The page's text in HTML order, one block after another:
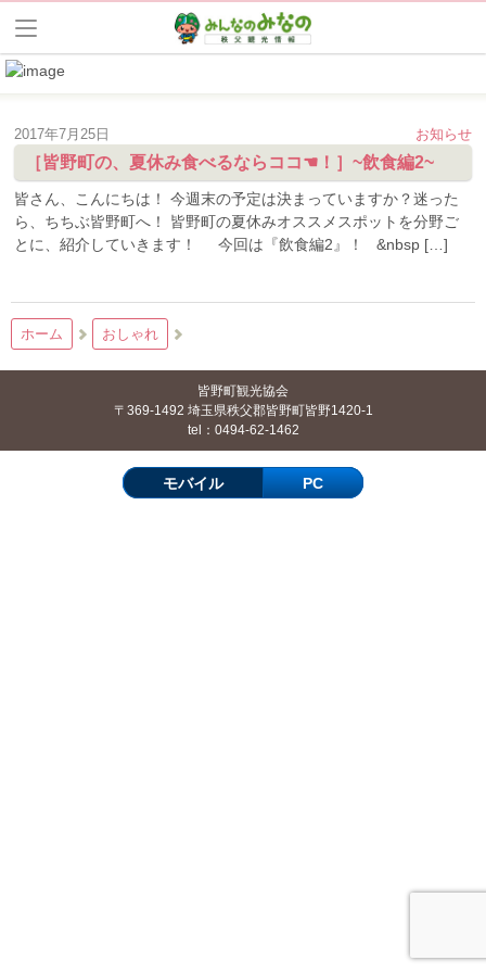
お知らせ
2017年7月25日
［皆野町の、夏休み食べるならココ☚！］~飲食編2~
皆さん、こんにちは！ 今週末の予定は決まっていますか？迷った
ら、ちちぶ皆野町へ！ 皆野町の夏休みオススメスポットを分野ご
とに、紹介していきます！ 今回は『飲食編2』！ &nbsp […]
ホーム おしゃれ
皆野町観光協会
〒369-1492 埼玉県秩父郡皆野町皆野1420-1
tel：0494-62-1462
モバイル PC